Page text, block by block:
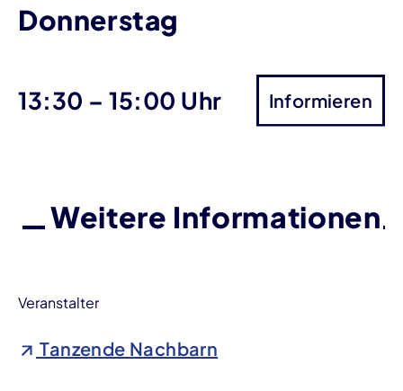
Donnerstag
13:30 – bis
15:00 Uhr Informieren
Weitere Informationen
Veranstalter
Tanzende Nachbarn